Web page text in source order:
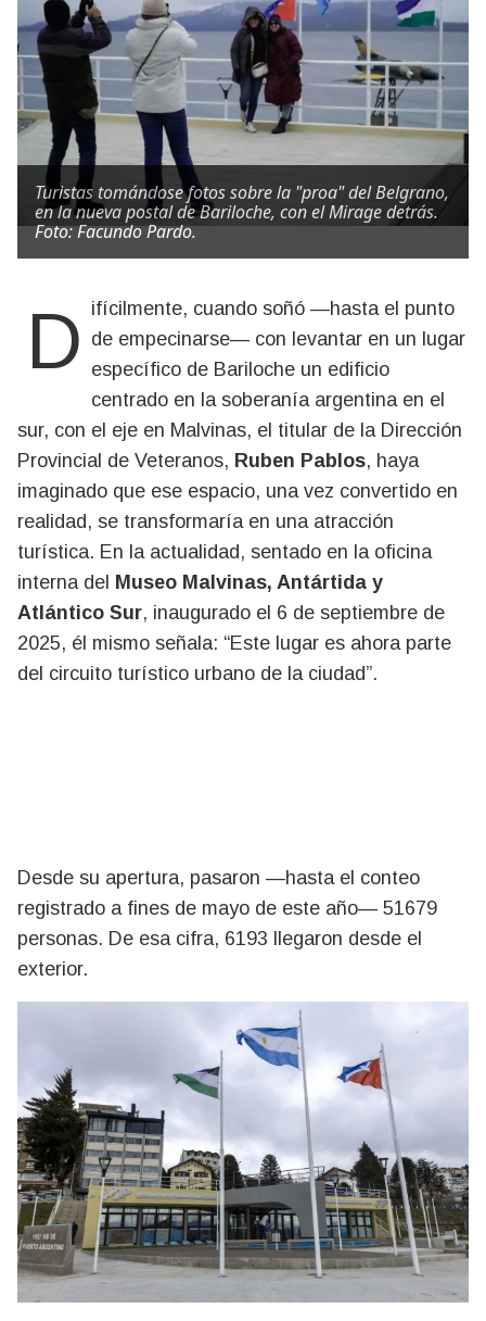
Turistas tomándose fotos sobre la "proa" del Belgrano,
en la nueva postal de Bariloche, con el Mirage detrás.
Foto: Facundo Pardo.
Difícilmente, cuando soñó —hasta el punto de empecinarse— con levantar en un lugar
específico de Bariloche un edificio
centrado en la soberanía argentina en el
sur, con el eje en Malvinas, el titular de la Dirección
Provincial de Veteranos, Ruben Pablos, haya
imaginado que ese espacio, una vez convertido en
realidad, se transformaría en una atracción
turística. En la actualidad, sentado en la oficina
interna del Museo Malvinas, Antártida y
Atlántico Sur, inaugurado el 6 de septiembre de
2025, él mismo señala: “Este lugar es ahora parte
del circuito turístico urbano de la ciudad”.
Desde su apertura, pasaron —hasta el conteo
registrado a fines de mayo de este año— 51679
personas. De esa cifra, 6193 llegaron desde el
exterior.